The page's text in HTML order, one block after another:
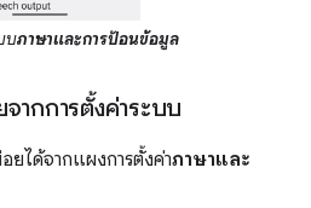
บภาษาและการป้อนข้อมูล
ากการตั้งค่าระบบ
ยได้จากแผงการตั้งค่าภาษาและ